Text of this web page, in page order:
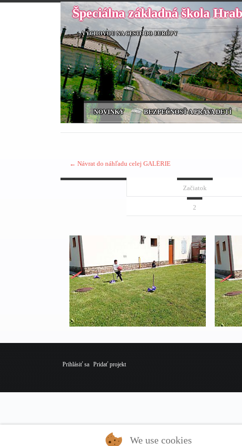
Špeciálna základná škola
...VÝCHOVOU NA CESTE DO EURÓPY
NOVINKY BEZPEČNOSŤ A PRÁVA DETÍ
← Návrat do náhľadu celej GALÉRIE
Začiatok
2
Prihlásiť sa Pridať projekt
We use cookies